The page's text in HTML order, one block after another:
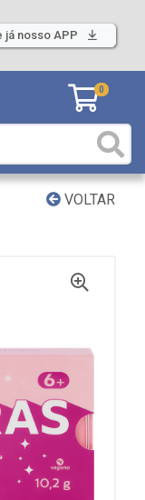
já nosso APP
0
VOLTAR